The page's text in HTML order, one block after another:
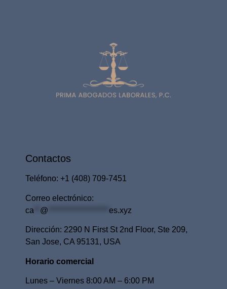
Contactos
Teléfono: ​+1 (408) 709-7451
Correo electrónico:
ca
@ es.xyz
Dirección: ​2290 N First St 2nd Floor, Ste 209,
San Jose, CA 95131, USA
Horario comercial
Lunes – Viernes 8:00 AM – 6:00 PM